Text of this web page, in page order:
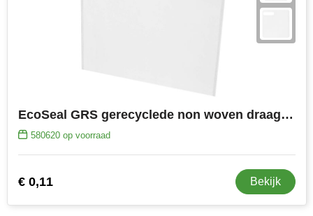
EcoSeal GRS gerecyclede non woven draagtas 5 l
580620op voorraad
€ 0,11 Bekijk